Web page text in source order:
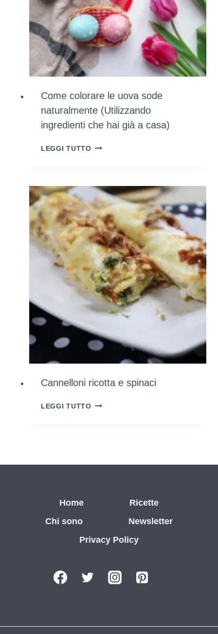
Come colorare le uova sode
naturalmente (Utilizzando
ingredienti che hai già a casa)
LEGGI TUTTOCOME
SODE
NATURALMENTE
(UTILIZZANDO
INGREDIENTI
CHE
HAI
GIÀ
A
CASA)
Cannelloni ricotta e spinaci
LEGGI TUTTOCANNELLONI
Home
Ricette
Chi sono
Newsletter
Privacy Policy